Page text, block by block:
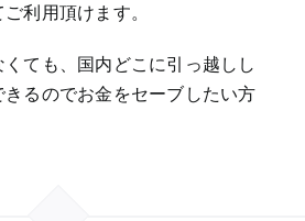
利用頂けます。
ても、国内どこに引っ越しし
るのでお金をセーブしたい方